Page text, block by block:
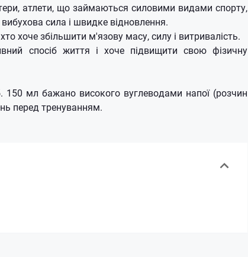
атлети, що займаються силовими видами спорту,
сила і швидке відновлення.
хоче збільшити м'язову масу, силу і витривалість.
спосіб життя і хоче підвищити свою фізичну
мл бажано високого вуглеводами напої (розчин
перед тренуванням.